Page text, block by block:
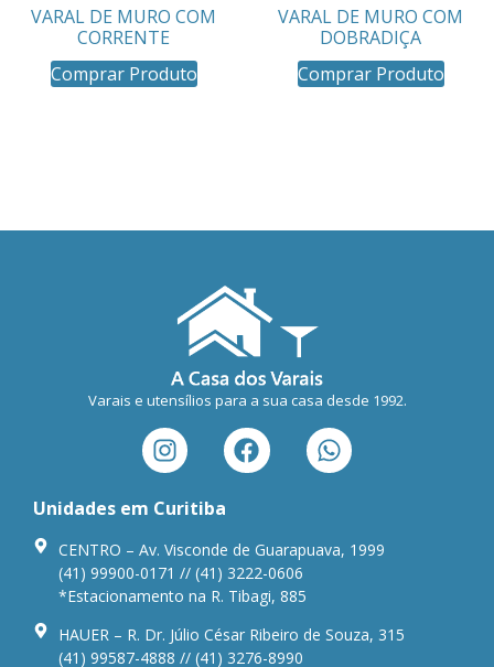
VARAL DE MURO COM
CORRENTE
Comprar Produto
VARAL DE MURO COM
DOBRADIÇA
Comprar Produto
Varais e utensílios para a sua casa desde 1992.
Unidades em Curitiba
CENTRO – Av. Visconde de Guarapuava, 1999
(41) 99900-0171 // (41) 3222-0606
*Estacionamento na R. Tibagi, 885
HAUER – R. Dr. Júlio César Ribeiro de Souza, 315
(41) 99587-4888 // (41) 3276-8990